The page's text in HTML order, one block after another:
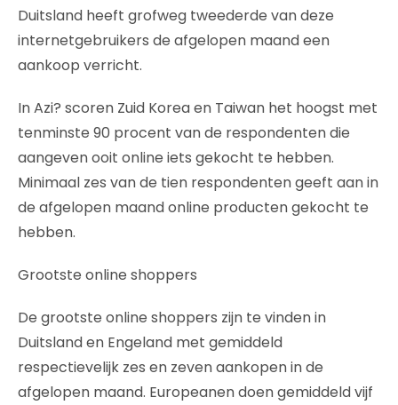
Duitsland heeft grofweg tweederde van deze
internetgebruikers de afgelopen maand een
aankoop verricht.
In Azi? scoren Zuid Korea en Taiwan het hoogst met
tenminste 90 procent van de respondenten die
aangeven ooit online iets gekocht te hebben.
Minimaal zes van de tien respondenten geeft aan in
de afgelopen maand online producten gekocht te
hebben.
Grootste online shoppers
De grootste online shoppers zijn te vinden in
Duitsland en Engeland met gemiddeld
respectievelijk zes en zeven aankopen in de
afgelopen maand. Europeanen doen gemiddeld vijf